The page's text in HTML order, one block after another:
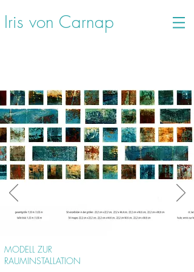
Iris von Carnap
MODELL ZUR
RAUMINSTALLATION